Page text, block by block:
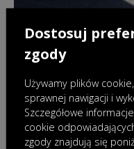
28.07.2026 |
Nowa OMODA 9
odsłonie
Dostosuj
zgody
Używamy plików
sprawnej nawigacji i
Szczegółowe
cookie
zgody znajdują się